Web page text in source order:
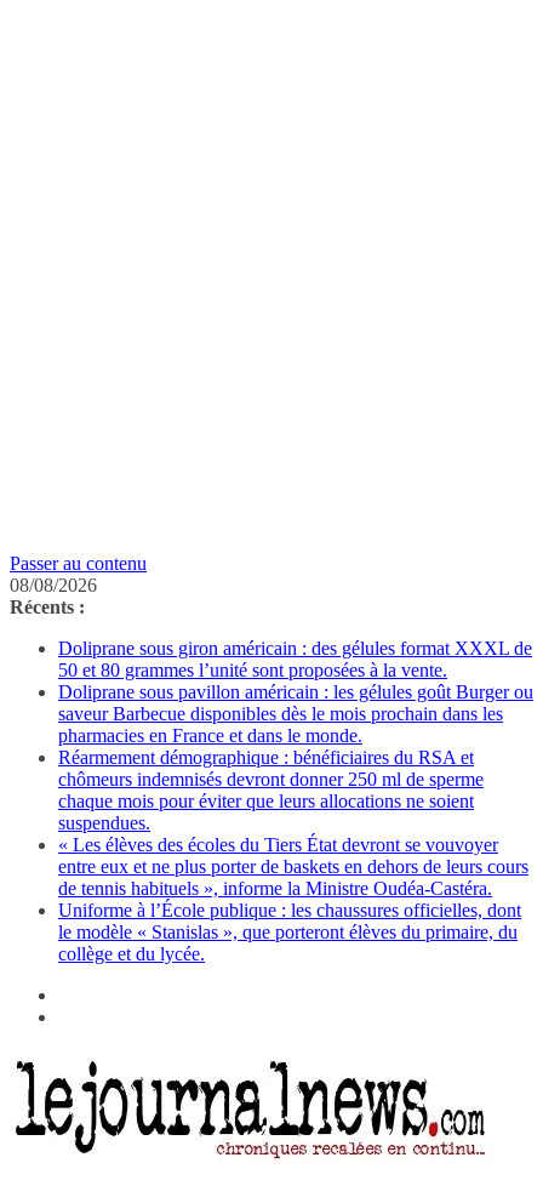
Passer au contenu
08/08/2026
Récents :
Doliprane sous giron américain : des gélules format XXXL de
50 et 80 grammes l’unité sont proposées à la vente.
Doliprane sous pavillon américain : les gélules goût Burger ou
saveur Barbecue disponibles dès le mois prochain dans les
pharmacies en France et dans le monde.
Réarmement démographique : bénéficiaires du RSA et
chômeurs indemnisés devront donner 250 ml de sperme
chaque mois pour éviter que leurs allocations ne soient
suspendues.
« Les élèves des écoles du Tiers État devront se vouvoyer
entre eux et ne plus porter de baskets en dehors de leurs cours
de tennis habituels », informe la Ministre Oudéa-Castéra.
Uniforme à l’École publique : les chaussures officielles, dont
le modèle « Stanislas », que porteront élèves du primaire, du
collège et du lycée.